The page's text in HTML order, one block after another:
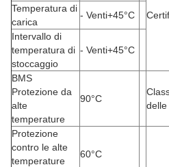
Temperatura di
carica
- Venti+45°C
Intervallo di
temperatura di
stoccaggio
- Venti+45°C
BMS
Protezione da
alte
temperature
90°C
delle
Protezione
contro le alte
temperature
60°C